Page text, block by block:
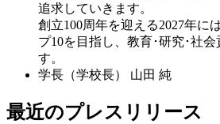
追求していきます。
創立100周年を迎える2027年に
プ10を目指し、教育･研究･社
す。
学長（学校長）
山田 純
最近のプレスリリース